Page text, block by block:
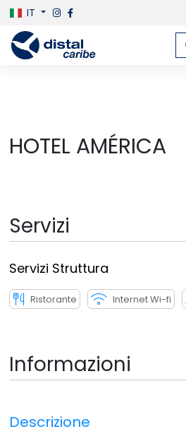
IT
HOTEL AMÉRICA
Servizi
Servizi Struttura
Ristorante Internet Wi-fi
Informazioni
Descrizione